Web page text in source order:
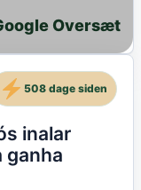
Oversæt
inalar
ganha
508 dage siden